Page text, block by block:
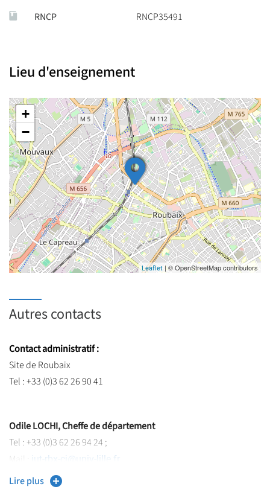
RNCP RNCP35491
Lieu d'enseignement
+
−
Leaflet | © OpenStreetMap contributors
Autres contacts
Contact administratif :
Site de Roubaix
Tel : +33 (0)3 62 26 90 41
Odile LOCHI, Cheffe de département
Tel : +33 (0)3 62 26 94 24 ;
Mail :
iut-rbx-cj @
univ-lille.fr
Lire plus